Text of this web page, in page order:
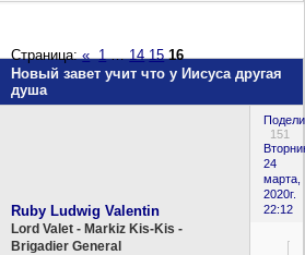
Новый завет учит что у Иисуса другая
душа
Страница:« 1 … 14 15 16
151
24
марта,
2020г.
22:12
Ruby Ludwig Valentin
Lord Valet - Markiz Kis-Kis -
Brigadier General